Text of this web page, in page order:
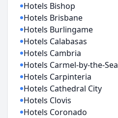
Hotels Bishop
Hotels Brisbane
Hotels Burlingame
Hotels Calabasas
Hotels Cambria
Hotels Carmel-by-the-Sea
Hotels Carpinteria
Hotels Cathedral City
Hotels Clovis
Hotels Coronado